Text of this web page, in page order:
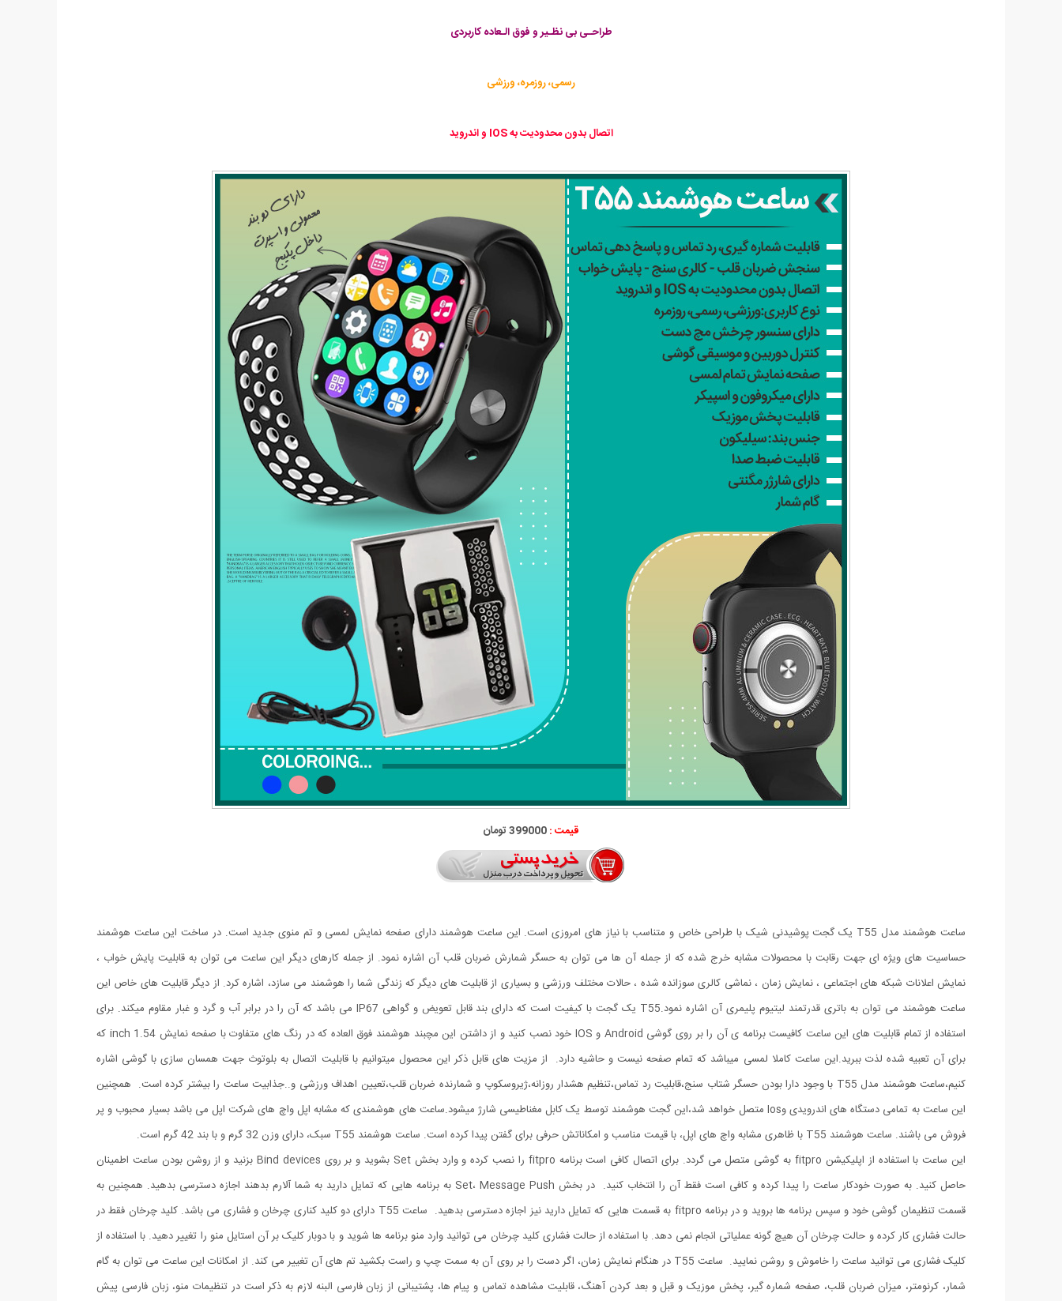
طراحـی بی نظـیر و فوق الـعاده کاربردی
رسمی، روزمره، ورزشی
اتصال بدون محدودیت به IOS و اندروید
قیمت :399000 تومان
ساعت هوشمند مدل T55 یک گجت پوشیدنی شیک با طراحی خاص و متناسب با نیاز های امروزی است. این ساعت هوشمند دارای صفحه نمایش لمسی و تم منوی جدید است. در ساخت این ساعت هوشمند
حساسیت های ویژه ای جهت رقابت با محصولات مشابه خرج شده که از جمله آن ها می توان به حسگر شمارش ضربان قلب آن اشاره نمود. از جمله کارهای دیگر این ساعت می توان به قابلیت پایش خواب ،
نمایش اعلانات شبکه های اجتماعی ، نمایش زمان ، نماشی کالری سوزانده شده ، حالات مختلف ورزشی و بسیاری از قابلیت های دیگر که زندگی شما را هوشمند می سازد، اشاره کرد. از دیگر قابلیت های خاص این
ساعت هوشمند می توان به باتری قدرتمند لیتیوم پلیمری آن اشاره نمود.T55 یک گجت با کیفیت است که دارای بند قابل تعویض و گواهی IP67 می باشد که آن را در برابر آب و گرد و غبار مقاوم میکند. برای
استفاده از تمام قابلیت های این ساعت کافیست برنامه ی آن را بر روی گوشی Android و IOS خود نصب کنید و از داشتن این مچبند هوشمند فوق العاده که در رنگ های متفاوت با صفحه نمایش 1.54 inch که
برای آن تعبیه شده لذت ببرید.این ساعت کاملا لمسی میباشد که تمام صفحه نیست و حاشیه دارد. از مزیت های قابل ذکر این محصول میتوانیم با قابلیت اتصال به بلوتوث جهت همسان سازی با گوشی اشاره
کنیم،ساعت هوشمند مدل T55 با وجود دارا بودن حسگر شتاب سنج،قابلیت رد تماس،تنظیم هشدار روزانه،ژیروسکوپ و شمارنده ضربان قلب،تعیین اهداف ورزشی و..جذابیت ساعت را بیشتر کرده است. همچنین
این ساعت به تمامی دستگاه های اندرویدی وIos متصل خواهد شد،این گجت هوشمند توسط یک کابل مغناطیسی شارژ میشود.ساعت های هوشمندی که مشابه اپل واچ های شرکت اپل می باشد بسیار محبوب و پر
فروش می باشند. ساعت هوشمند T55 با ظاهری مشابه واچ های اپل، با قیمت مناسب و امکاناتش حرفی برای گفتن پیدا کرده است. ساعت هوشمند T55 سبک، دارای وزن 32 گرم و با بند 42 گرم است.
این ساعت با استفاده از اپلیکیشن fitpro به گوشی متصل می گردد. برای اتصال کافی است برنامه fitpro را نصب کرده و وارد بخش Set بشوید و بر روی Bind devices بزنید و از روشن بودن ساعت اطمینان
حاصل کنید. به صورت خودکار ساعت را پیدا کرده و کافی است فقط آن را انتخاب کنید. در بخش Set، Message Push به برنامه هایی که تمایل دارید به شما آلارم بدهند اجازه دسترسی بدهید. همچنین به
قسمت تنظیمان گوشی خود و سپس برنامه ها بروید و در برنامه fitpro به قسمت هایی که تمایل دارید نیز اجازه دسترسی بدهید. ساعت T55 دارای دو کلید کناری چرخان و فشاری می باشد. کلید چرخان فقط در
حالت فشاری کار کرده و حالت چرخان آن هیچ گونه عملیاتی انجام نمی دهد. با استفاده از حالت فشاری کلید چرخان می توانید وارد منو برنامه ها شوید و با دوبار کلیک بر آن استایل منو را تغییر دهید. با استفاده از
کلیک فشاری می توانید ساعت را خاموش و روشن نمایید. ساعت T55 در هنگام نمایش زمان، اگر دست را بر روی آن به سمت چپ و راست بکشید تم های آن تغییر می کند. از امکانات این ساعت می توان به گام
شمار، کرنومتر، میزان ضربان قلب، صفحه شماره گیر، پخش موزیک و قبل و بعد کردن آهنگ، قابلیت مشاهده تماس و پیام ها، پشتیبانی از زبان فارسی البنه لازم به ذکر است در تنظیمات منو، زبان فارسی پیش